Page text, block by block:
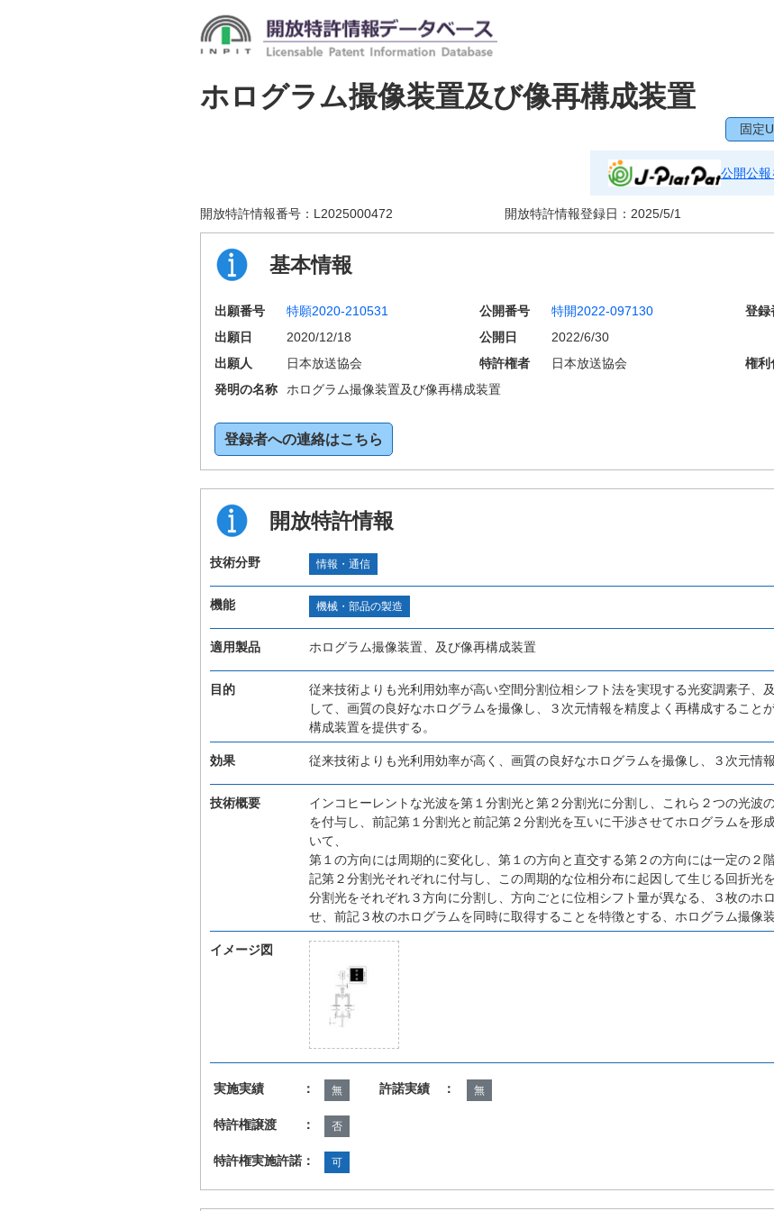
ホログラム撮像装置及び像再構成装置
固定
公開公報
開放特許情報番号： L2025000472 開放特許情報登録日： 2025/5/1
基本情報
出願番号 特願2020-210531 公開番号 特開2022-097130 登録
出願日
2020/12/18 公開日
2022/6/30
出願人
日本放送協会 特許権者 日本放送協会 権利
発明の名称
ホログラム撮像装置及び像再構成装置
登録者への連絡はこちら
開放特許情報
技術分野 情報・通信
機能 機械・部品の製造
適用製品 ホログラム撮像装置、及び像再構成装置
目的
従来技術よりも光利用効率が高い空間分割位相シフト法を実現する光変調素子、
して、画質の良好なホログラムを撮像し、３次元情報を精度よく再構成すること
構成装置を提供する。
効果 従来技術よりも光利用効率が高く、画質の良好なホログラムを撮像し、３次元情
技術概要
インコヒーレントな光波を第１分割光と第２分割光に分割し、これら２つの光波
を付与し、前記第１分割光と前記第２分割光を互いに干渉させてホログラムを形
いて、
第１の方向には周期的に変化し、第１の方向と直交する第２の方向には一定の２
記第２分割光それぞれに付与し、この周期的な位相分布に起因して生じる回折光
分割光をそれぞれ３方向に分割し、方向ごとに位相シフト量が異なる、３枚のホ
せ、前記３枚のホログラムを同時に取得することを特徴とする、ホログラム撮像装
イメージ図
実施実績 ： 無 許諾実績 ： 無
特許権譲渡 ： 否
特許権実施許諾： 可